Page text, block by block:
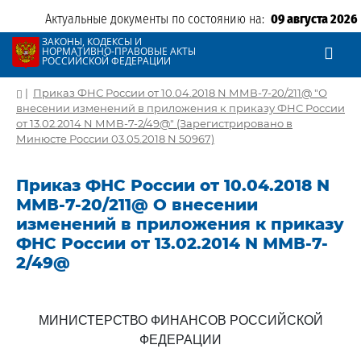
Актуальные документы по состоянию на: 09 августа 2026
ЗАКОНЫ, КОДЕКСЫ И
НОРМАТИВНО-ПРАВОВЫЕ АКТЫ
РОССИЙСКОЙ ФЕДЕРАЦИИ
| Приказ ФНС России от 10.04.2018 N ММВ-7-20/211@ "О
внесении изменений в приложения к приказу ФНС России
от 13.02.2014 N ММВ-7-2/49@" (Зарегистрировано в
Минюсте России 03.05.2018 N 50967)
Приказ ФНС России от 10.04.2018 N
ММВ-7-20/211@ О внесении
изменений в приложения к приказу
ФНС России от 13.02.2014 N ММВ-7-
2/49@
МИНИСТЕРСТВО ФИНАНСОВ РОССИЙСКОЙ
ФЕДЕРАЦИИ